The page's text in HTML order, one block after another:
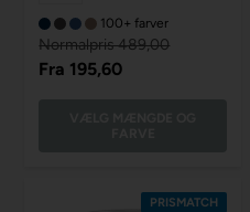
100+ farver
Normalpris 489,00
Fra 195,60
PRISMATCH